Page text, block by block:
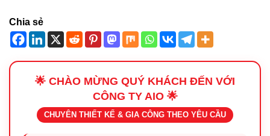
Chia sẻ
🌟 CHÀO MỪNG QUÝ KHÁCH ĐẾN VỚI
CÔNG TY AIO 🌟
CHUYÊN THIẾT KẾ & GIA CÔNG THEO YÊU CẦU